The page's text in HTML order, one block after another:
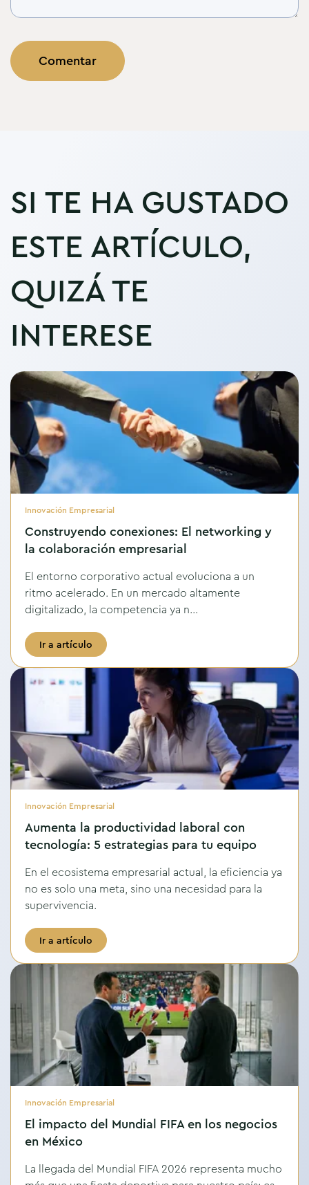
SI TE HA GUSTADO
ESTE ARTÍCULO,
QUIZÁ TE
INTERESE
Innovación Empresarial
Construyendo conexiones: El networking y
la colaboración empresarial
El entorno corporativo actual evoluciona a un
ritmo acelerado. En un mercado altamente
digitalizado, la competencia ya n...
Ir a artículo
Innovación Empresarial
Aumenta la productividad laboral con
tecnología: 5 estrategias para tu equipo
En el ecosistema empresarial actual, la eficiencia ya
no es solo una meta, sino una necesidad para la
supervivencia.
Ir a artículo
Innovación Empresarial
El impacto del Mundial FIFA en los negocios
en México
La llegada del Mundial FIFA 2026 representa mucho